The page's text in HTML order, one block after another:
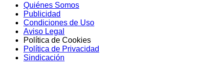
Quiénes Somos
Publicidad
Condiciones de Uso
Aviso Legal
Política de Cookies
Política de Privacidad
Sindicación